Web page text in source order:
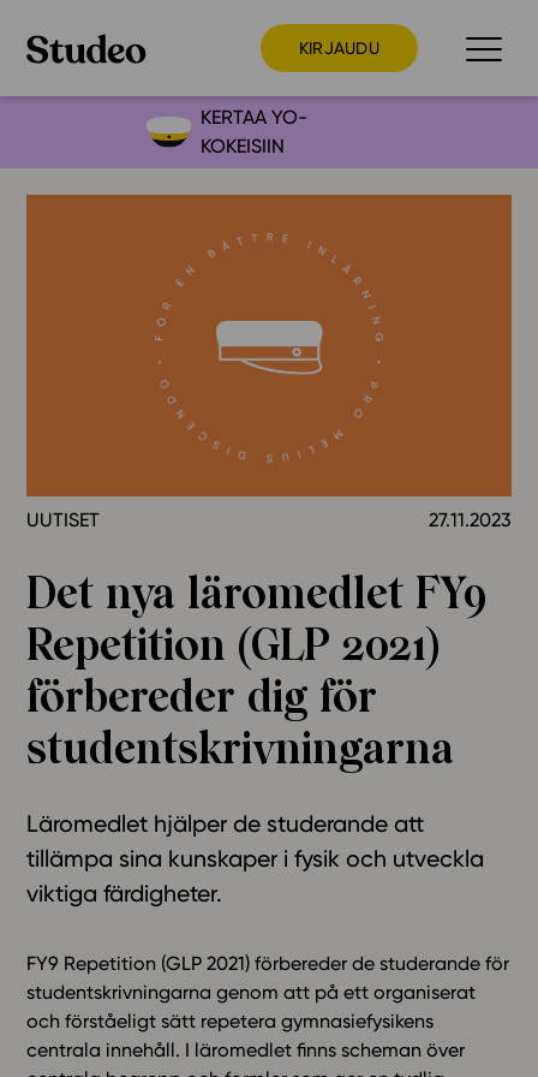
KIRJAUDU
Preppaaja
Kokeilutarjous
Lukio
Ominaisuudet
Tapahtumakalenteri
Webinaari­tallenteet
Yhteisö
Suosittelut
Ohjekeskus
Tiimi
Tietoa meistä
Eettiset periaatteet tekoälyn käyttöön
Tilaa uutiskirje
Ota yhteyttä
KERTAA YO-
KOKEISIIN
UUTISET 27.11.2023
Det nya läromedlet FY9
Repetition (GLP 2021)
förbereder dig för
studentskrivningarna
Läromedlet hjälper de studerande att
tillämpa sina kunskaper i fysik och utveckla
viktiga färdigheter.
FY9 Repetition (GLP 2021) förbereder de studerande för
studentskrivningarna genom att på ett organiserat
och förståeligt sätt repetera gymnasiefysikens
centrala innehåll. I läromedlet finns scheman över